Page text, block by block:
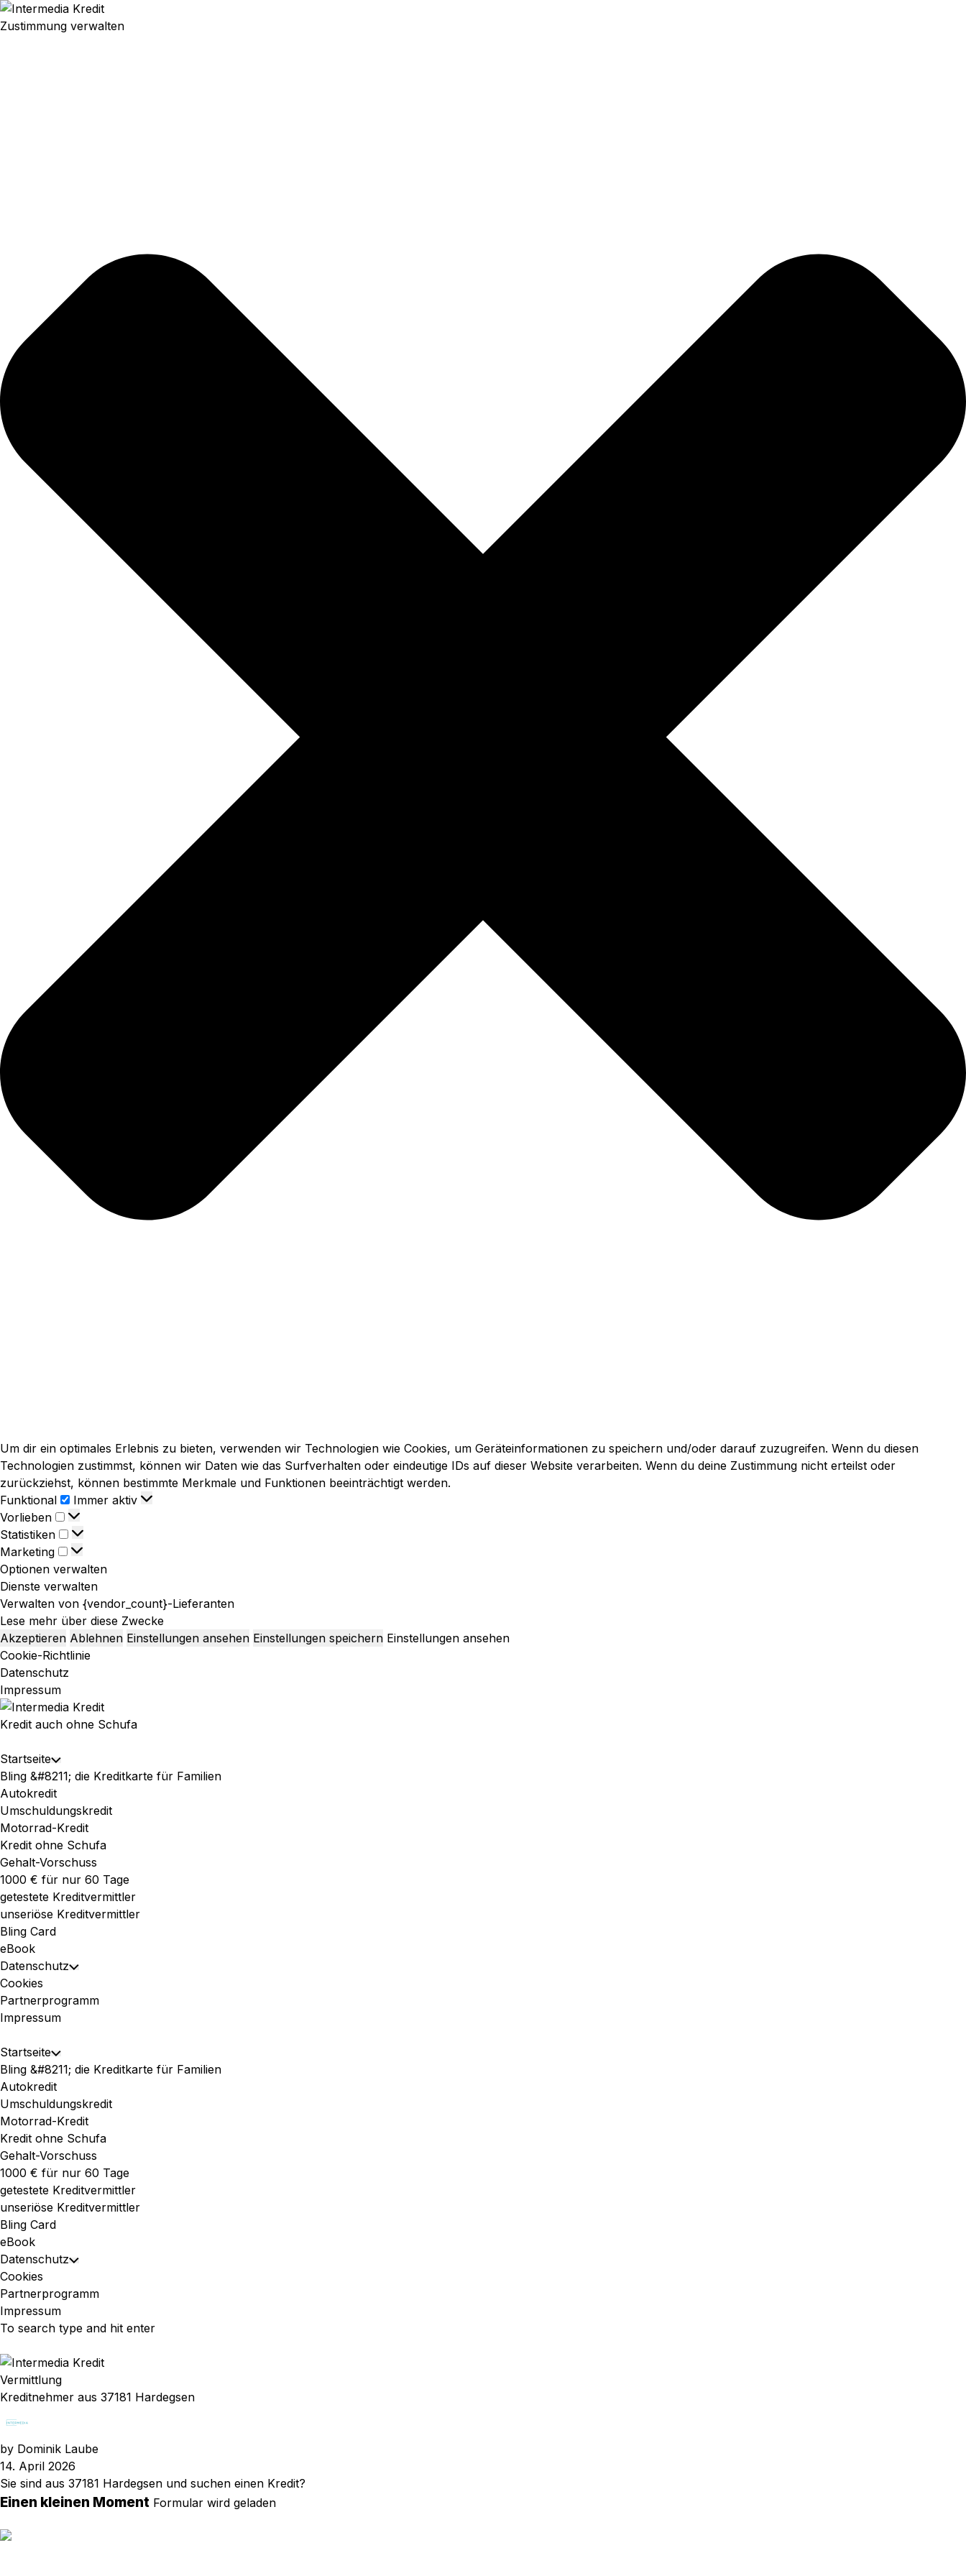
Zustimmung verwalten
Um dir ein optimales Erlebnis zu bieten, verwenden wir Technologien wie Cookies, um Geräteinformationen zu speichern und/oder darauf zuzugreifen. Wenn du diesen
Technologien zustimmst, können wir Daten wie das Surfverhalten oder eindeutige IDs auf dieser Website verarbeiten. Wenn du deine Zustimmung nicht erteilst oder
zurückziehst, können bestimmte Merkmale und Funktionen beeinträchtigt werden.
Funktional
Funktional
Immer aktiv
Vorlieben
Vorlieben
Statistiken
Statistiken
Marketing
Marketing
Optionen verwalten
Dienste verwalten
Verwalten von {vendor_count}-Lieferanten
Lese mehr über diese Zwecke
Akzeptieren Ablehnen Einstellungen ansehen Einstellungen speichern Einstellungen ansehen
Cookie-Richtlinie
Datenschutz
Impressum
Skip
to
Kredit auch ohne Schufa
Expand
Menu
Startseite Toggle
Child
Menu
Bling &#8211; die Kreditkarte für Familien
Autokredit
Umschuldungskredit
Motorrad-Kredit
Kredit ohne Schufa
Gehalt-Vorschuss
1000 € für nur 60 Tage
getestete Kreditvermittler
unseriöse Kreditvermittler
Bling Card
eBook
Datenschutz Toggle
Menu
Cookies
Partnerprogramm
Impressum
Expand
Menu
Startseite Toggle
Child
Menu
Bling &#8211; die Kreditkarte für Familien
Autokredit
Umschuldungskredit
Motorrad-Kredit
Kredit ohne Schufa
Gehalt-Vorschuss
1000 € für nur 60 Tage
getestete Kreditvermittler
unseriöse Kreditvermittler
Bling Card
eBook
Datenschutz Toggle
Menu
Cookies
Partnerprogramm
Impressum
Vermittlung
Kreditnehmer aus 37181 Hardegsen
by Dominik Laube
14. April 2026
Sie sind aus 37181 Hardegsen und suchen einen Kredit?
Einen kleinen Moment Formular wird geladen